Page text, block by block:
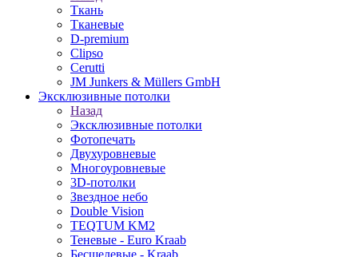
Ткань
Тканевые
D-premium
Clipso
Cerutti
JM Junkers & Müllers GmbH
Эксклюзивные потолки
Назад
Эксклюзивные потолки
Фотопечать
Двухуровневые
Многоуровневые
3D-потолки
Звездное небо
Double Vision
TEQTUM KM2
Теневые - Euro Kraab
Бесщелевые - Kraab